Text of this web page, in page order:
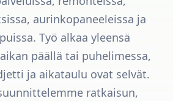
aurinkopaneeleissa ja
Työ alkaa yleensä
päällä tai puhelimessa,
ja aikataulu ovat selvät.
ratkaisun,